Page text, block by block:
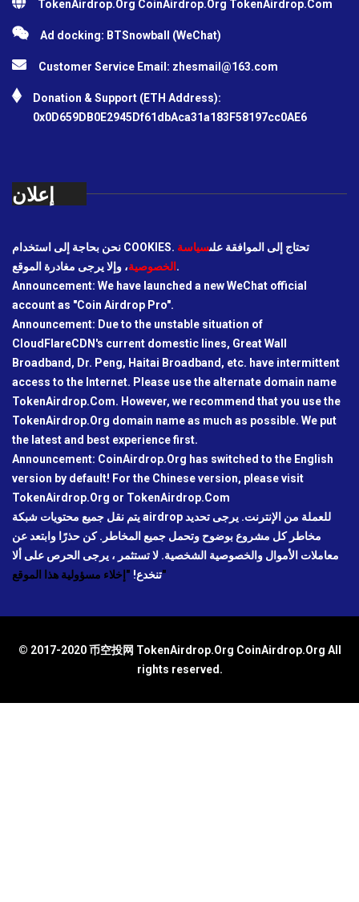
TokenAirdrop.Org CoinAirdrop.Org TokenAirdrop.Com
Ad docking: BTSnowball (WeChat)
Customer Service Email: zhesmail@163.com
Donation & Support (ETH Address):
0x0D659DB0E2945Df61dbAca31a183F58197cc0AE6
إعلان
نحن بحاجة إلى استخدام COOKIES. تحتاج إلى الموافقة علىسياسة
الخصوصية ، وإلا يرجى مغادرة الموقع.
Announcement: We have launched a new WeChat official
account as "Coin Airdrop Pro".
Announcement: Due to the unstable situation of
CloudFlareCDN's current domestic lines, Great Wall
Broadband, Dr. Peng, Haitai Broadband, etc. have intermittent
access to the Internet. Please use the alternate domain name
TokenAirdrop.Com. However, we recommend that you use the
TokenAirdrop.Org domain name as much as possible. We put
the latest and best experience first.
Announcement: CoinAirdrop.Org has switched to the English
version by default! For the Chinese version, please visit
TokenAirdrop.Org or TokenAirdrop.Com
يتم نقل جميع محتويات شبكة airdrop للعملة من الإنترنت. يرجى تحديد
مخاطر كل مشروع بوضوح وتحمل جميع المخاطر. كن حذرًا وابتعد عن
معاملات الأموال والخصوصية الشخصية. لا تستثمر ، يرجى الحرص على ألا
تنخدع!"إخلاء مسؤولية هذا الموقع"
© 2017-2020 币空投网 TokenAirdrop.Org CoinAirdrop.Org All
rights reserved.